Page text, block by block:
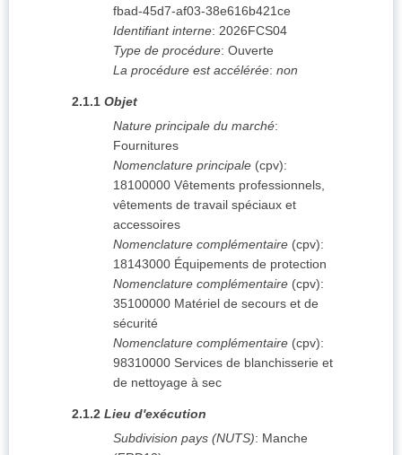
fbad-45d7-af03-38e616b421ce
Identifiant interne: 2026FCS04
Type de procédure: Ouverte
La procédure est accélérée: non
2.1.1 Objet
Nature principale du marché:
Fournitures
Nomenclature principale (cpv):
18100000 Vêtements professionnels,
vêtements de travail spéciaux et
accessoires
Nomenclature complémentaire (cpv):
18143000 Équipements de protection
Nomenclature complémentaire (cpv):
35100000 Matériel de secours et de
sécurité
Nomenclature complémentaire (cpv):
98310000 Services de blanchisserie et
de nettoyage à sec
2.1.2 Lieu d'exécution
Subdivision pays (NUTS): Manche